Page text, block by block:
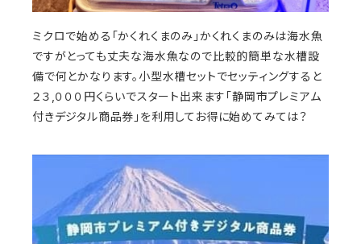
ミクロで始める「かくれくまのみ」かくれくまのみは海水魚
ですがとっても丈夫な海水魚なので比較的簡単な水槽設
備で何とかなります。小型水槽セットでセッティングすると
２３,０００円くらいでスタート出来ます「静岡市プレミアム
付きデジタル商品券」を利用してお得に始めてみては？